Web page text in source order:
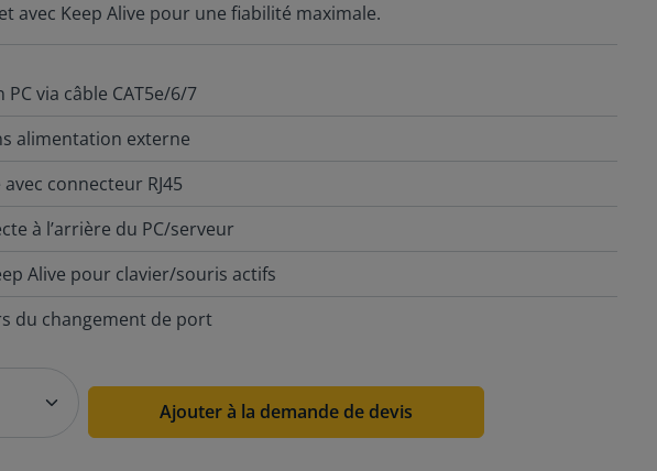
avec Keep Alive pour une fiabilité maximale.
PC via câble CAT5e/6/7
alimentation externe
connecteur RJ45
à l’arrière du PC/serveur
Alive pour clavier/souris actifs
du changement de port
Ajouter à la demande de devis